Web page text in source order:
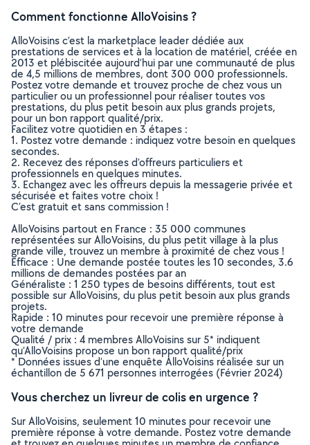
Comment fonctionne AlloVoisins ?
AlloVoisins c’est la marketplace leader dédiée aux
prestations de services et à la location de matériel, créée en
2013 et plébiscitée aujourd’hui par une communauté de plus
de 4,5 millions de membres, dont 300 000 professionnels.
Postez votre demande et trouvez proche de chez vous un
particulier ou un professionnel pour réaliser toutes vos
prestations, du plus petit besoin aux plus grands projets,
pour un bon rapport qualité/prix.
Facilitez votre quotidien en 3 étapes :
1. Postez votre demande : indiquez votre besoin en quelques
secondes.
2. Recevez des réponses d’offreurs particuliers et
professionnels en quelques minutes.
3. Echangez avec les offreurs depuis la messagerie privée et
sécurisée et faites votre choix !
C’est gratuit et sans commission !
AlloVoisins partout en France : 35 000 communes
représentées sur AlloVoisins, du plus petit village à la plus
grande ville, trouvez un membre à proximité de chez vous !
Efficace : Une demande postée toutes les 10 secondes, 3.6
millions de demandes postées par an
Généraliste : 1 250 types de besoins différents, tout est
possible sur AlloVoisins, du plus petit besoin aux plus grands
projets.
Rapide : 10 minutes pour recevoir une première réponse à
votre demande
Qualité / prix : 4 membres AlloVoisins sur 5* indiquent
qu’AlloVoisins propose un bon rapport qualité/prix
* Données issues d’une enquête AlloVoisins réalisée sur un
échantillon de 5 671 personnes interrogées (Février 2024)
Vous cherchez un livreur de colis en urgence ?
Sur AlloVoisins, seulement 10 minutes pour recevoir une
première réponse à votre demande. Postez votre demande